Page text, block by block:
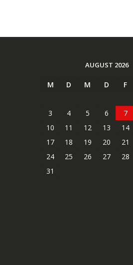
AUGUST 2026
M D M D F
3
4 5 6 7
10
11 12 13 14
17
18 19 20 21
24
25 26 27 28
31